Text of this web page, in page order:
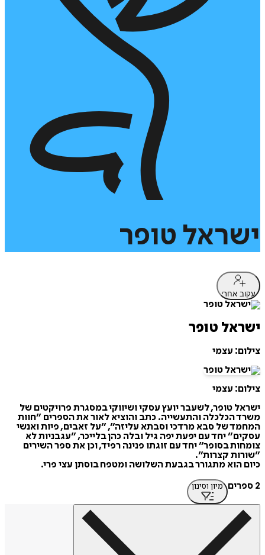
ישראל טופר
עקוב אחרי
ישראל טופר
צילום: עצמי
צילום: עצמי
ישראל טופר, לשעבר יועץ עסקי ושיווקי במסגרת פרויקטים של
משרד הכלכלה והתעשייה. כתב והוציא לאור את הספרים ״חוות
המחמד של סבא מרדכי וסבתא עליזה״, ״על זאבים, פיות ואנשי
עסקים״ יחד עם יפעת יפה גיל ובלה כהן בלייכר, ״עגבניות לא
צומחות בסופר״ יחד עם זוגתו פנינה רפיד, וכן את ספר השירים
״שורות קצרות״.
כיום הוא מתגורר בגבעת השלושה ומטפח בוסתן עצי פרי.
2 ספרים
מיון וסינון